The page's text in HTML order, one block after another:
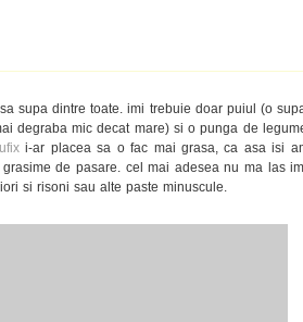
supa dintre toate. imi trebuie doar puiul (o
degraba mic decat mare) si o punga de
i-ar placea sa o fac mai grasa, ca asa isi
de pasare. cel mai adesea nu ma las
si risoni sau alte paste minuscule.